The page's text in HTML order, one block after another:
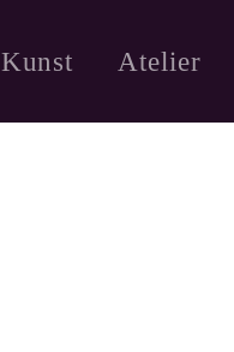
Kunst Atelier